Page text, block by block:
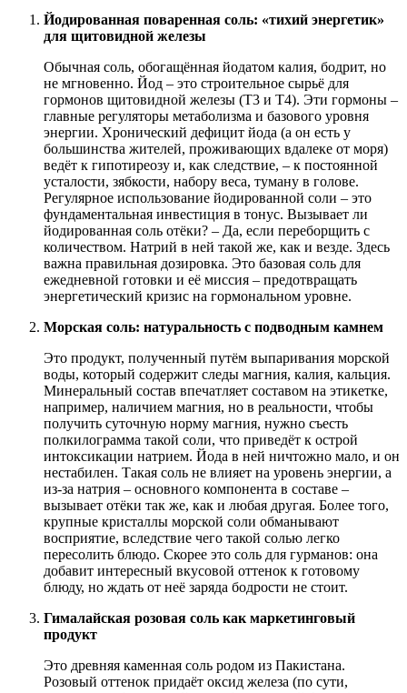
Йодированная поваренная соль: «тихий энергетик»
для щитовидной железы
Обычная соль, обогащённая йодатом калия, бодрит, но
не мгновенно. Йод – это строительное сырьё для
гормонов щитовидной железы (Т3 и Т4). Эти гормоны –
главные регуляторы метаболизма и базового уровня
энергии. Хронический дефицит йода (а он есть у
большинства жителей, проживающих вдалеке от моря)
ведёт к гипотиреозу и, как следствие, – к постоянной
усталости, зябкости, набору веса, туману в голове.
Регулярное использование йодированной соли – это
фундаментальная инвестиция в тонус. Вызывает ли
йодированная соль отёки? – Да, если переборщить с
количеством. Натрий в ней такой же, как и везде. Здесь
важна правильная дозировка. Это базовая соль для
ежедневной готовки и её миссия – предотвращать
энергетический кризис на гормональном уровне.
Морская соль: натуральность с подводным камнем
Это продукт, полученный путём выпаривания морской
воды, который содержит следы магния, калия, кальция.
Минеральный состав впечатляет составом на этикетке,
например, наличием магния, но в реальности, чтобы
получить суточную норму магния, нужно съесть
полкилограмма такой соли, что приведёт к острой
интоксикации натрием. Йода в ней ничтожно мало, и он
нестабилен. Такая соль не влияет на уровень энергии, а
из-за натрия – основного компонента в составе –
вызывает отёки так же, как и любая другая. Более того,
крупные кристаллы морской соли обманывают
восприятие, вследствие чего такой солью легко
пересолить блюдо. Скорее это соль для гурманов: она
добавит интересный вкусовой оттенок к готовому
блюду, но ждать от неё заряда бодрости не стоит.
Гималайская розовая соль как маркетинговый
продукт
Это древняя каменная соль родом из Пакистана.
Розовый оттенок придаёт оксид железа (по сути,